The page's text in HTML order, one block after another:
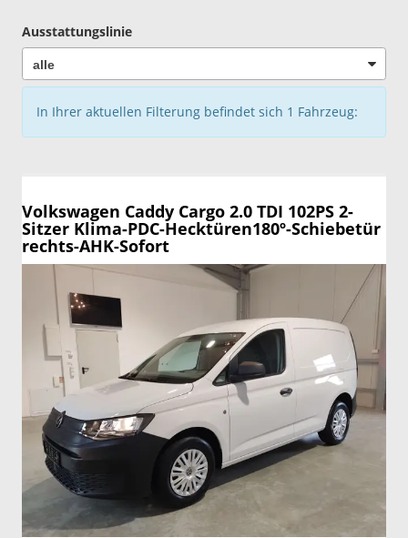
Ausstattungslinie
In Ihrer aktuellen Filterung befindet sich 1 Fahrzeug:
Volkswagen Caddy Cargo 2.0 TDI 102PS 2-
Sitzer Klima-PDC-Hecktüren180º-Schiebetür
rechts-AHK-Sofort